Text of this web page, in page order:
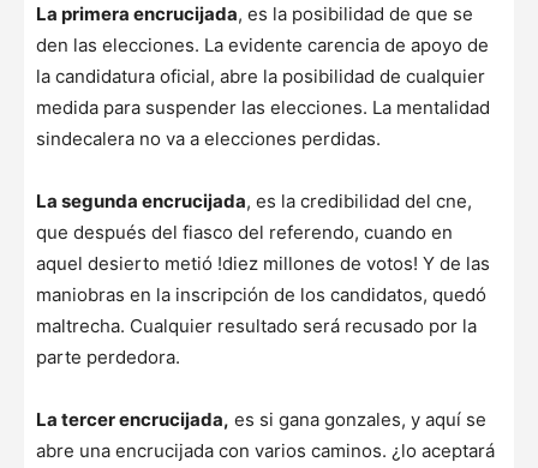
La primera encrucijada, es la posibilidad de que se
den las elecciones. La evidente carencia de apoyo de
la candidatura oficial, abre la posibilidad de cualquier
medida para suspender las elecciones. La mentalidad
sindecalera no va a elecciones perdidas.
La segunda encrucijada, es la credibilidad del cne,
que después del fiasco del referendo, cuando en
aquel desierto metió !diez millones de votos! Y de las
maniobras en la inscripción de los candidatos, quedó
maltrecha. Cualquier resultado será recusado por la
parte perdedora.
La tercer encrucijada, es si gana gonzales, y aquí se
abre una encrucijada con varios caminos. ¿lo aceptará